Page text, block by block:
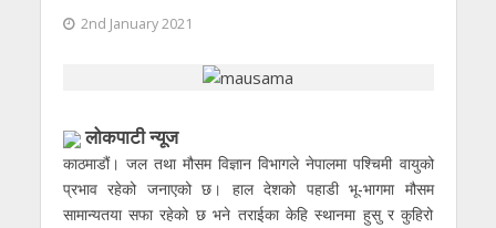
2nd January 2021
लोकपाटी न्यूज
काठमाडौं। जल तथा मौसम विज्ञान विभागले नेपालमा पश्चिमी वायुको
प्रभाव रहेको जनाएको छ। हाल देशको पहाडी भू-भागमा मौसम
सामान्यतया सफा रहेको छ भने तराईका केहि स्थानमा हुसु र कुहिरो